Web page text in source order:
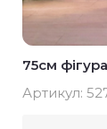
75см
Артикул: